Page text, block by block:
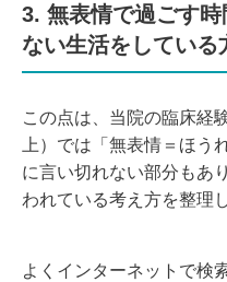
3. 無表情で過ごす
ない生活をしている
この点は、当院の臨床経
上）では「無表情＝ほう
に言い切れない部分もあ
われている考え方を整理
よくインターネットで検